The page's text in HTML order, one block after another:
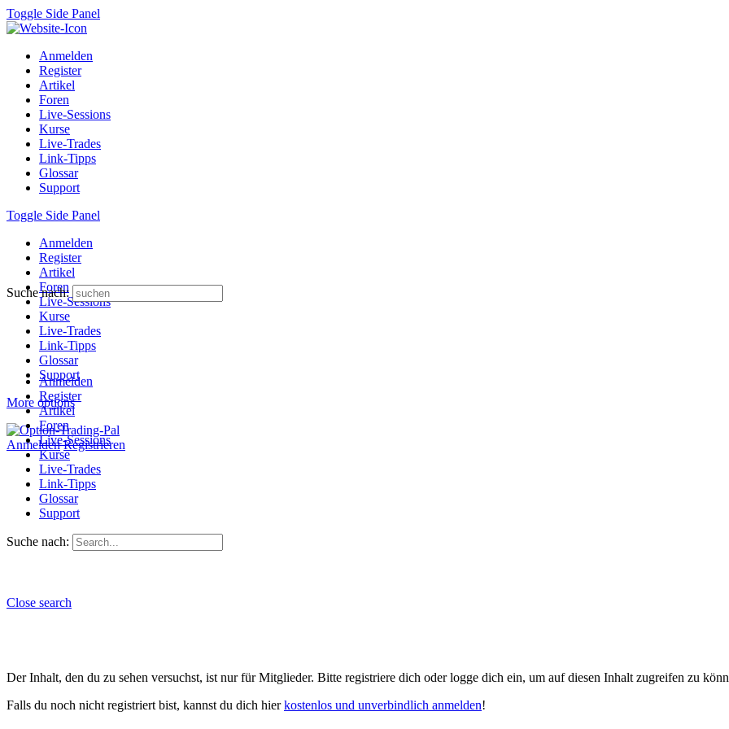
Toggle Side Panel
Anmelden
Register
Artikel
Foren
Live-Sessions
Kurse
Live-Trades
Link-Tipps
Glossar
Support
Toggle Side Panel
Anmelden
Register
Artikel
Foren
Live-Sessions
Kurse
Live-Trades
Link-Tipps
Glossar
Support
More options
Anmelden Registrieren
Suche nach:
Anmelden
Register
Artikel
Foren
Live-Sessions
Kurse
Live-Trades
Link-Tipps
Glossar
Support
Suche nach:
Close search
Der Inhalt, den du zu sehen versuchst, ist nur für Mitglieder. Bitte registriere dich oder logge dich ein, um auf diesen Inhalt zugreifen zu
Falls du noch nicht registriert bist, kannst du dich hierkostenlos und unverbindlich anmelden!